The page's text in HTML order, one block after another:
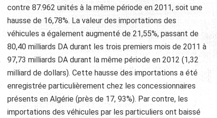
contre 87.962 unités à la même période en 2011, soit une
hausse de 16,78%. La valeur des importations des
véhicules a également augmenté de 21,55%, passant de
80,40 milliards DA durant les trois premiers mois de 2011 à
97,73 milliards DA durant la même période en 2012 (1,32
milliard de dollars). Cette hausse des importations a été
enregistrée particulièrement chez les concessionnaires
présents en Algérie (près de 17, 93%). Par contre, les
importations des véhicules par les particuliers ont baissé